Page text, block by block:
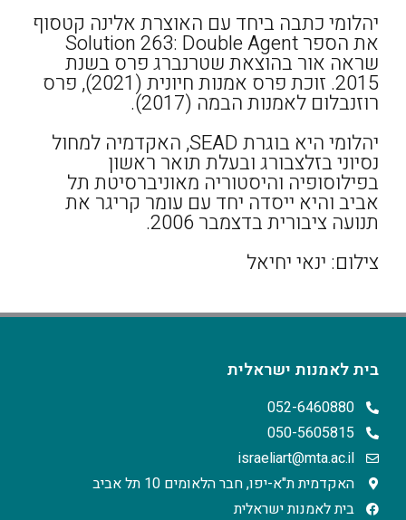
יהלומי כתבה ביחד עם האוצרת אלינה קטסוף
את הספר Solution 263: Double Agent
שראה אור בהוצאת שטרנברג פרס בשנת
2015. זוכת פרס אמנות חיונית (2021), פרס
רוזנבלום לאמנות הבמה (2017).
יהלומי היא בוגרת SEAD, האקדמיה למחול
נסיוני בזלצבורג ובעלת תואר ראשון
בפילוסופיה והיסטוריה מאוניברסיטת תל
אביב והיא ייסדה יחד עם עומר קריגר את
תנועה ציבורית בדצמבר 2006.
צילום: ינאי יחיאל
בית לאמנות ישראלית
052-6460880
050-5605815
israeliart@mta.ac.il
האקדמית ת"א-יפו, חבר הלאומים 10 תל אביב
בית לאמנות ישראלית